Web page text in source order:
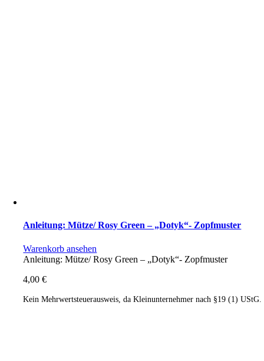
Anleitung: Mütze/ Rosy Green – „Dotyk“- Zopfmuster
Warenkorb ansehen
Anleitung: Mütze/ Rosy Green – „Dotyk“- Zopfmuster
4,00€
Kein Mehrwertsteuerausweis, da Kleinunternehmer nach §19 (1) UStG.